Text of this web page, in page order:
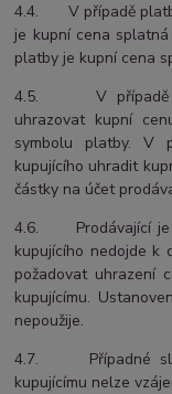
4.4. V případě
je kupní cena
platby je kupní cena
4.5. V případě
uhrazovat kupní
symbolu platby. V
kupujícího uhradit
částky na účet
4.6. Prodávající je
kupujícího nedojde k
požadovat uhrazení
kupujícímu.
nepoužije.
4.7. Případné
kupujícímu nelze